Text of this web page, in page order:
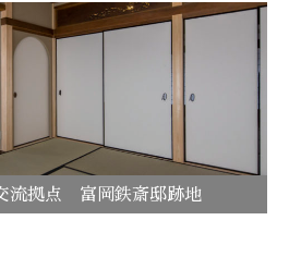
流拠点 富岡鉄斎邸跡地